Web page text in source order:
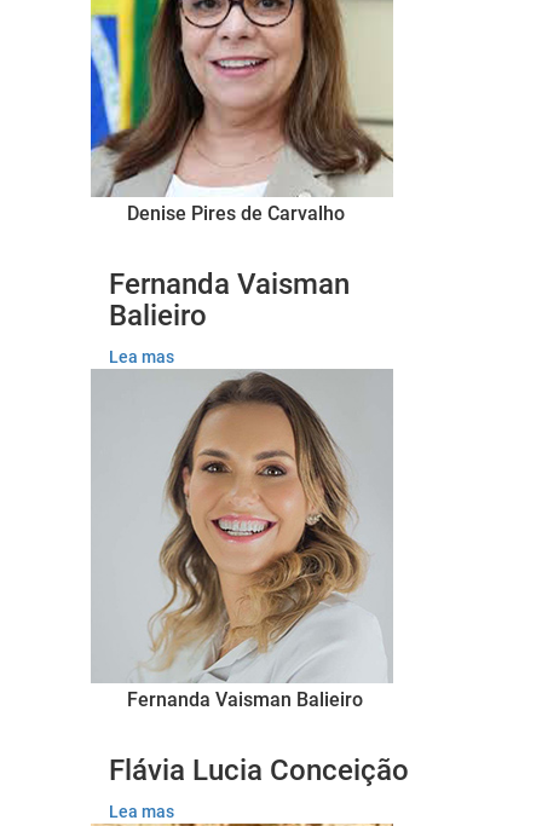
Denise Pires de Carvalho
Fernanda Vaisman
Balieiro
Lea mas
Fernanda Vaisman Balieiro
Flávia Lucia Conceição
Lea mas